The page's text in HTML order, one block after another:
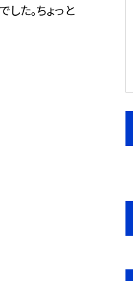
した。ちょっと